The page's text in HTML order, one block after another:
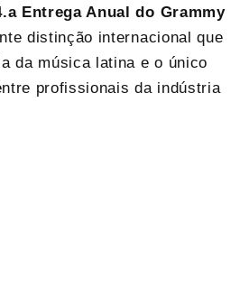
aEntrega Anual do Grammy
distinção internacional que
da música latina e o único
profissionais da indústria